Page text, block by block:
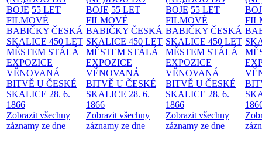
BOJE 55 LET
FILMOVÉ
BABIČKY ČESKÁ
SKALICE 450 LET
MĚSTEM STÁLÁ
EXPOZICE
VĚNOVANÁ
BITVĚ U ČESKÉ
SKALICE 28. 6.
1866
Zobrazit všechny
záznamy ze dne
BOJE 55 LET
FILMOVÉ
BABIČKY ČESKÁ
SKALICE 450 LET
MĚSTEM STÁLÁ
EXPOZICE
VĚNOVANÁ
BITVĚ U ČESKÉ
SKALICE 28. 6.
1866
Zobrazit všechny
záznamy ze dne
BOJE 55 LET
FILMOVÉ
BABIČKY ČESKÁ
SKALICE 450 LET
MĚSTEM STÁLÁ
EXPOZICE
VĚNOVANÁ
BITVĚ U ČESKÉ
SKALICE 28. 6.
1866
Zobrazit všechny
záznamy ze dne